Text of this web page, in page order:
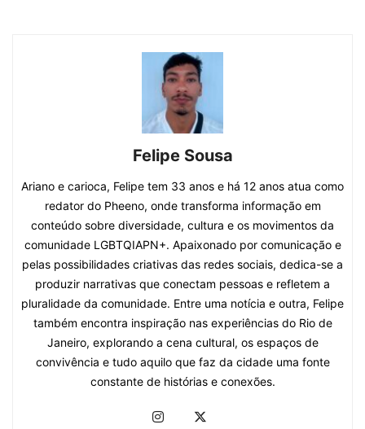
Felipe Sousa
Ariano e carioca, Felipe tem 33 anos e há 12 anos atua como
redator do Pheeno, onde transforma informação em
conteúdo sobre diversidade, cultura e os movimentos da
comunidade LGBTQIAPN+. Apaixonado por comunicação e
pelas possibilidades criativas das redes sociais, dedica-se a
produzir narrativas que conectam pessoas e refletem a
pluralidade da comunidade. Entre uma notícia e outra, Felipe
também encontra inspiração nas experiências do Rio de
Janeiro, explorando a cena cultural, os espaços de
convivência e tudo aquilo que faz da cidade uma fonte
constante de histórias e conexões.